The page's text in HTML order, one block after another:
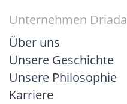
Unternehmen Driada
Über uns
Unsere Geschichte
Unsere Philosophie
Karriere